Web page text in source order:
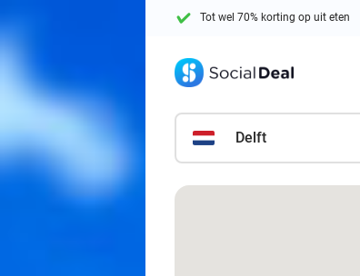
Tot wel 70% korting op uit eten
Delft